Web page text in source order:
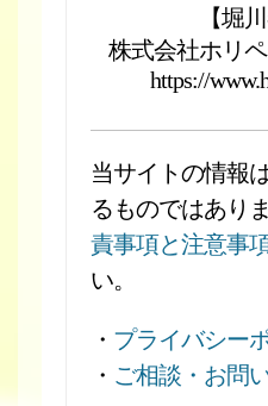
【堀
株式会社ホリ
https://
当サイトの情報
るものではあり
責事項と注意事
い。
・ プライバシー
・ ご相談・お問